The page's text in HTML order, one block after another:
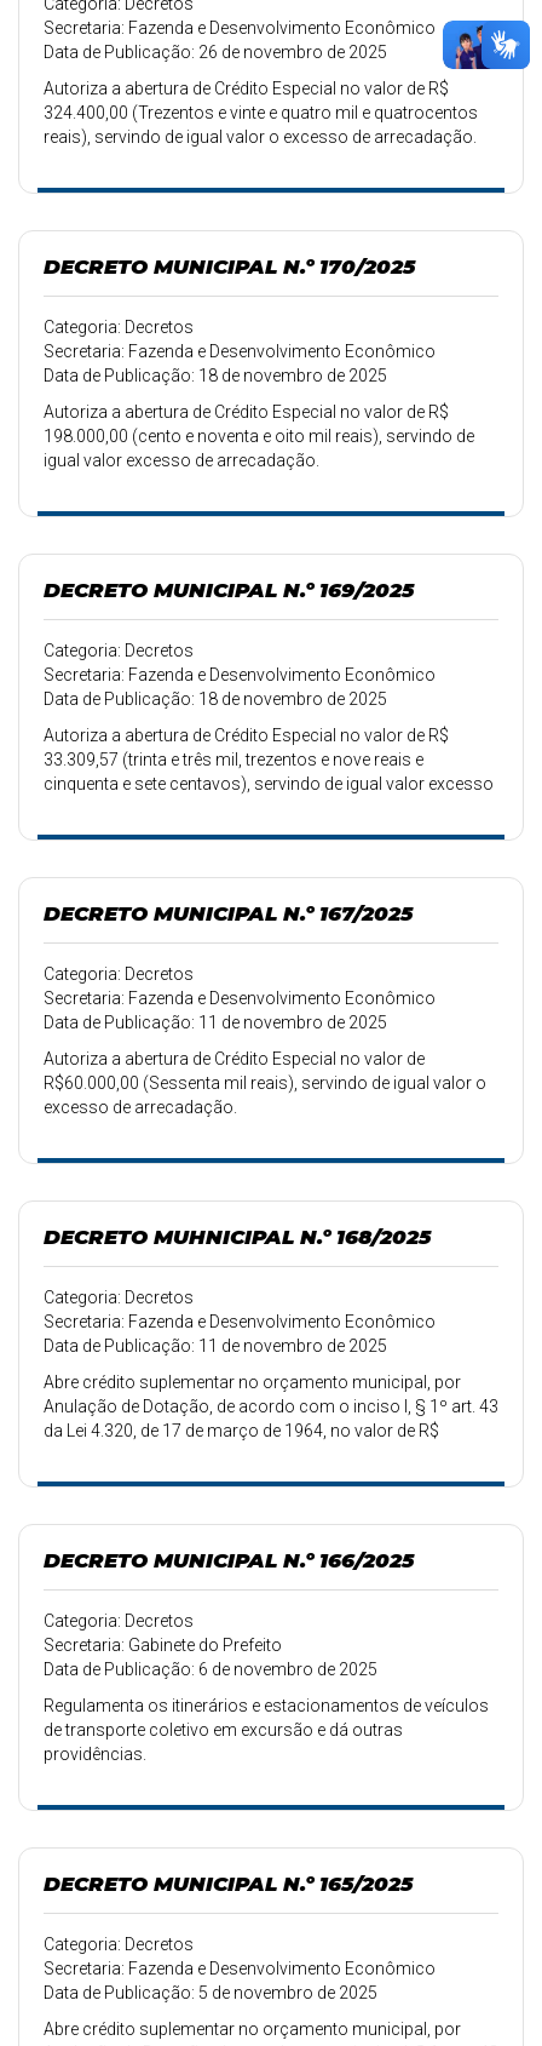
Secretaria: Fazenda e Desenvolvimento Econômico
Data de Publicação: 26 de novembro de 2025
Autoriza a abertura de Crédito Especial no valor de R$
324.400,00 (Trezentos e vinte e quatro mil e quatrocentos
reais), servindo de igual valor o excesso de arrecadação.
DECRETO MUNICIPAL N.º 170/2025
Categoria: Decretos
Secretaria: Fazenda e Desenvolvimento Econômico
Data de Publicação: 18 de novembro de 2025
Autoriza a abertura de Crédito Especial no valor de R$
198.000,00 (cento e noventa e oito mil reais), servindo de
igual valor excesso de arrecadação.
DECRETO MUNICIPAL N.º 169/2025
Categoria: Decretos
Secretaria: Fazenda e Desenvolvimento Econômico
Data de Publicação: 18 de novembro de 2025
Autoriza a abertura de Crédito Especial no valor de R$
33.309,57 (trinta e três mil, trezentos e nove reais e
cinquenta e sete centavos), servindo de igual valor excesso
DECRETO MUNICIPAL N.º 167/2025
Categoria: Decretos
Secretaria: Fazenda e Desenvolvimento Econômico
Data de Publicação: 11 de novembro de 2025
Autoriza a abertura de Crédito Especial no valor de
R$60.000,00 (Sessenta mil reais), servindo de igual valor o
excesso de arrecadação.
DECRETO MUHNICIPAL N.º 168/2025
Categoria: Decretos
Secretaria: Fazenda e Desenvolvimento Econômico
Data de Publicação: 11 de novembro de 2025
Abre crédito suplementar no orçamento municipal, por
Anulação de Dotação, de acordo com o inciso I, § 1º art. 43
da Lei 4.320, de 17 de março de 1964, no valor de R$
DECRETO MUNICIPAL N.º 166/2025
Categoria: Decretos
Secretaria: Gabinete do Prefeito
Data de Publicação: 6 de novembro de 2025
Regulamenta os itinerários e estacionamentos de veículos
de transporte coletivo em excursão e dá outras
providências.
DECRETO MUNICIPAL N.º 165/2025
Categoria: Decretos
Secretaria: Fazenda e Desenvolvimento Econômico
Data de Publicação: 5 de novembro de 2025
Abre crédito suplementar no orçamento municipal, por